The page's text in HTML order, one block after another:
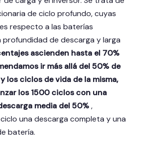
de ciclo profundo, cuyas
respecto a las baterías
profundidad de descarga y larga
ascienden hasta el 70%
ir más allá del 50% de
los ciclos de vida de la misma,
los 1500 ciclos con una
media del 50%,
una descarga completa y una
batería.